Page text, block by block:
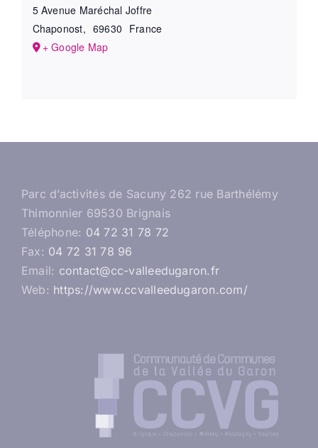
5 Avenue Maréchal Joffre
Chaponost, 69630 France
+ Google Map
Parc d’activités de Sacuny 262 rue Barthélémy
Thimonnier 69530 Brignais
Téléphone: 04 72 31 78 72
Fax: 04 72 31 78 96
Email: contact@cc-valleedugaron.fr
Web: https://www.ccvalleedugaron.com/